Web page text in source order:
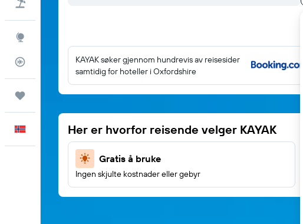
Reiser
KAYAK søker gjennom hundrevis av reisesider
samtidig for hoteller i Oxfordshire
Her er hvorfor reisende velger KAYAK
Gratis å bruke
Ingen skjulte kostnader eller gebyr